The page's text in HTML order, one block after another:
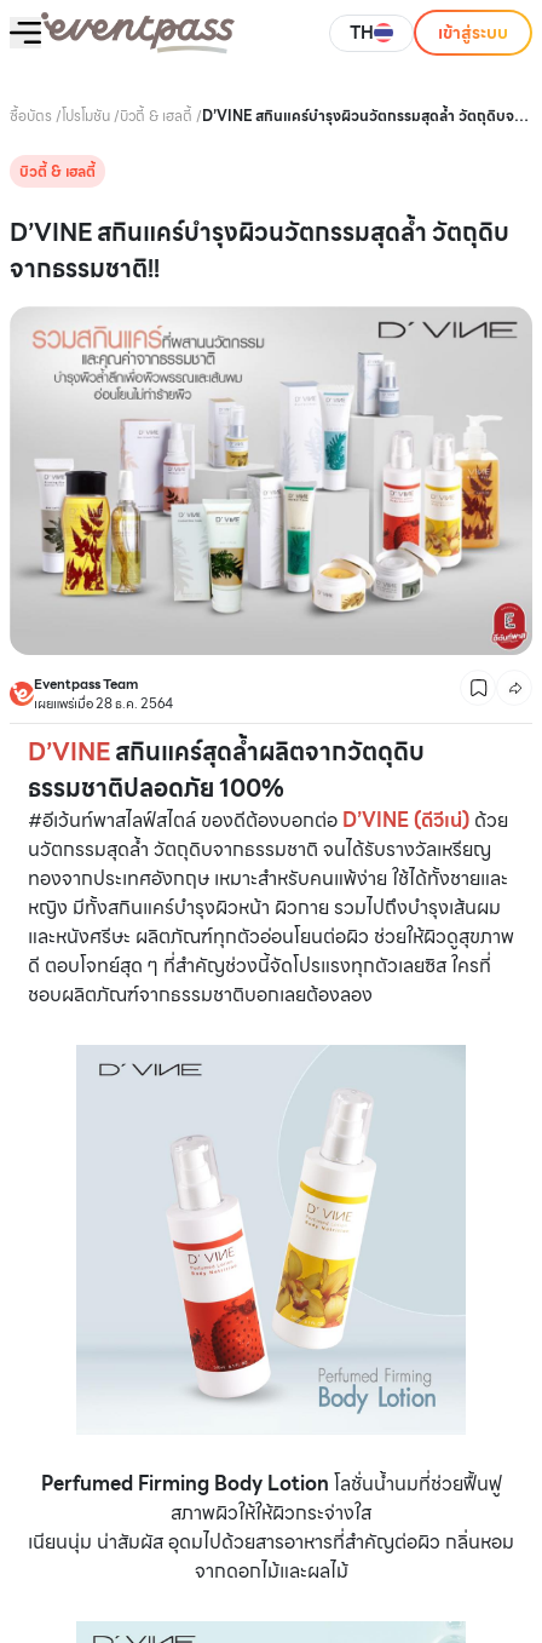
TH เข้าสู่ระบบ
ซื้อบัตร /โปรโมชัน/บิวตี้ & เฮลตี้ /D’VINE สกินแคร์บำรุงผิวนวัตกรรมสุดล้ำ วัตถุดิบจาก
บิวตี้ & เฮลตี้
D’VINE สกินแคร์บำรุงผิวนวัตกรรมสุดล้ำ วัตถุดิบ
จากธรรมชาติ!!
Eventpass Team
เผยแพร่เมื่อ 28 ธ.ค. 2564
D’VINEสกินแคร์สุดล้ำผลิตจากวัตดุดิบ
ธรรมชาติปลอดภัย 100%
#อีเว้นท์พาสไลฟ์สไตล์ ของดีต้องบอกต่อ D’VINE (ดีวีเน่) ด้วย
นวัตกรรมสุดล้ำ วัตถุดิบจากธรรมชาติ จนได้รับรางวัลเหรียญ
ทองจากประเทศอังกฤษ เหมาะสำหรับคนแพ้ง่าย ใช้ได้ทั้งชายและ
หญิง มีทั้งสกินแคร์บำรุงผิวหน้า ผิวกาย รวมไปถึงบำรุงเส้นผม
และหนังศรีษะ ผลิตภัณฑ์ทุกตัวอ่อนโยนต่อผิว ช่วยให้ผิวดูสุขภาพ
ดี ตอบโจทย์สุด ๆ ที่สำคัญช่วงนี้จัดโปรแรงทุกตัวเลยซิส ใครที่
ชอบผลิตภัณฑ์จากธรรมชาติบอกเลยต้องลอง
Perfumed Firming Body Lotion โลชั่นน้ำนมที่ช่วยฟื้นฟู
สภาพผิวให้ให้ผิวกระจ่างใส
เนียนนุ่ม น่าสัมผัส อุดมไปด้วยสารอาหารที่สำคัญต่อผิว กลิ่นหอม
จากดอกไม้และผลไม้